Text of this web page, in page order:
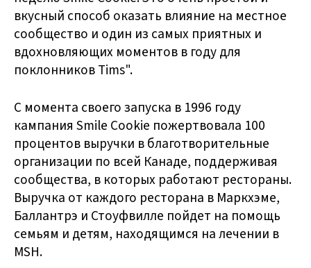
вкусный способ оказать влияние на местное
сообщество и один из самых приятных и
вдохновляющих моментов в году для
поклонников Tims".
С момента своего запуска в 1996 году
кампания Smile Cookie пожертвовала 100
процентов выручки в благотворительные
организации по всей Канаде, поддерживая
сообщества, в которых работают рестораны.
Выручка от каждого ресторана в Маркхэме,
Баллантрэ и Стоуфвилле пойдет на помощь
семьям и детям, находящимся на лечении в
MSH.